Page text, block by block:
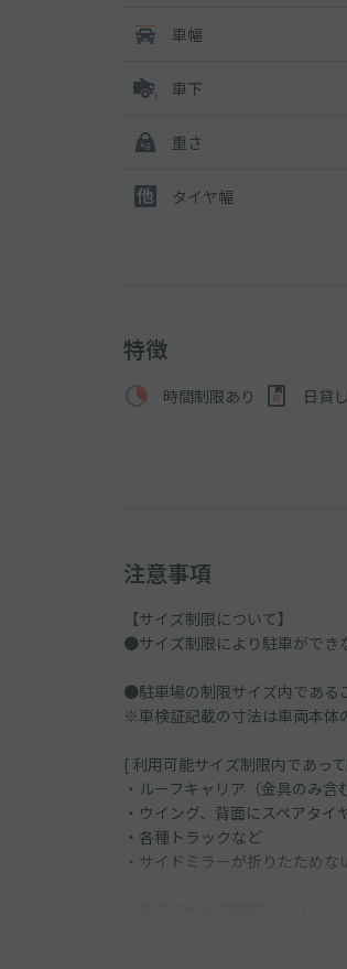
車幅
車下
重さ
タイヤ幅
特徴
時間制限あり 日貸
注意事項
【サイズ制限について】
●サイズ制限により駐車ができ
●駐車場の制限サイズ内である
※車検証記載の寸法は車両本体
[ 利用可能サイズ制限内であっ
・ルーフキャリア（金具のみ含
・ウイング、背面にスペアタイ
・各種トラックなど
・サイドミラーが折りたためな
※高さのサイズ制限により、ト
※外国車・スポーツカーなど
※メルセデスベンツは一部車